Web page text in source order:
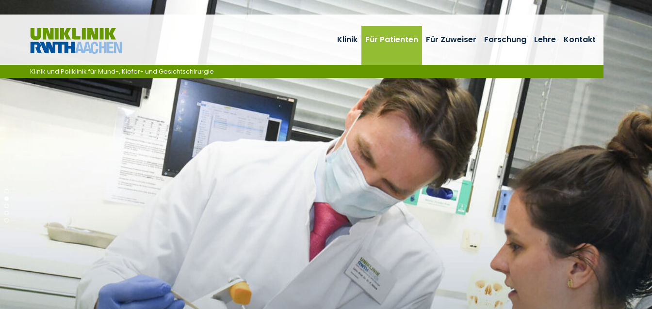
Klinik Für Patienten Für Zuweiser Forschung Lehre Kontakt
Klinik und Poliklinik für Mund-, Kiefer- und Gesichtschirurgie